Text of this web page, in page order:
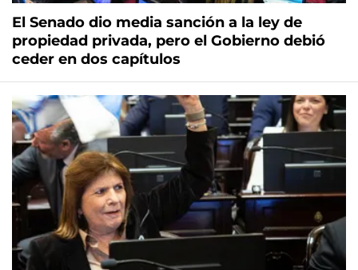
El Senado dio media sanción a la ley de
propiedad privada, pero el Gobierno debió
ceder en dos capítulos